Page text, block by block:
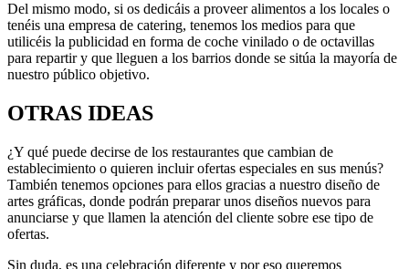
Del mismo modo, si os dedicáis a proveer alimentos a los locales o
tenéis una empresa de catering, tenemos los medios para que
utilicéis la publicidad en forma de coche vinilado o de octavillas
para repartir y que lleguen a los barrios donde se sitúa la mayoría de
nuestro público objetivo.
OTRAS IDEAS
¿Y qué puede decirse de los restaurantes que cambian de
establecimiento o quieren incluir ofertas especiales en sus menús?
También tenemos opciones para ellos gracias a nuestro diseño de
artes gráficas, donde podrán preparar unos diseños nuevos para
anunciarse y que llamen la atención del cliente sobre ese tipo de
ofertas.
Sin duda, es una celebración diferente y por eso queremos